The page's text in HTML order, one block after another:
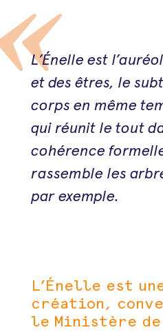
L’Énelle est
et des êtres, le
corps en même
qui réunit le tout
cohérence
rassemble les
par exemple.
L’Énelle est
création,
le Ministère